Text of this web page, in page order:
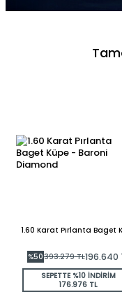
1.60 Karat Pırlanta Baget
%50393.279TL196.640
SEPETTE %10 İNDİRİM
176.976 TL